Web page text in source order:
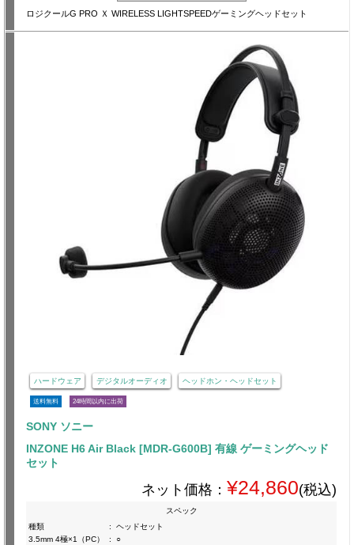
ロジクールG PRO Ｘ WIRELESS LIGHTSPEEDゲーミングヘッドセット
ハードウェア デジタルオーディオ ヘッドホン・ヘッドセット
送料無料 24時間以内に出荷
SONY ソニー
INZONE H6 Air Black [MDR-G600B] 有線 ゲーミングヘッド
セット
ネット価格： ¥24,860(税込)
スペック
種類
:
ヘッドセット
3.5mm 4極×1（PC）
:
○